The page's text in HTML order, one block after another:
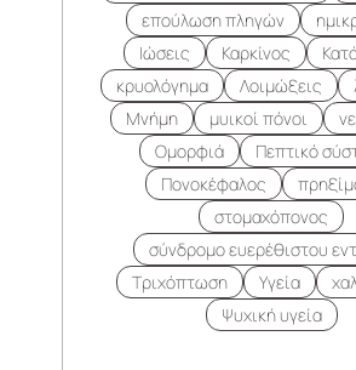
επούλωση πληγών
Ιώσεις
Καρκίνος
κρυολόγημα
Λοιμώξεις
Μνήμη
μυικοί πόνοι
Ομορφιά
Πεπτικό
Πονοκέφαλος
στομαχόπονος
σύνδρομο ευερέθιστου
Τριχόπτωση
Υγεία
Ψυχική υγεία